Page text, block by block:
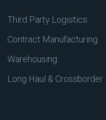
Third Party Logistics
Contract Manufacturing
Warehousing
Long Haul & Crossborder